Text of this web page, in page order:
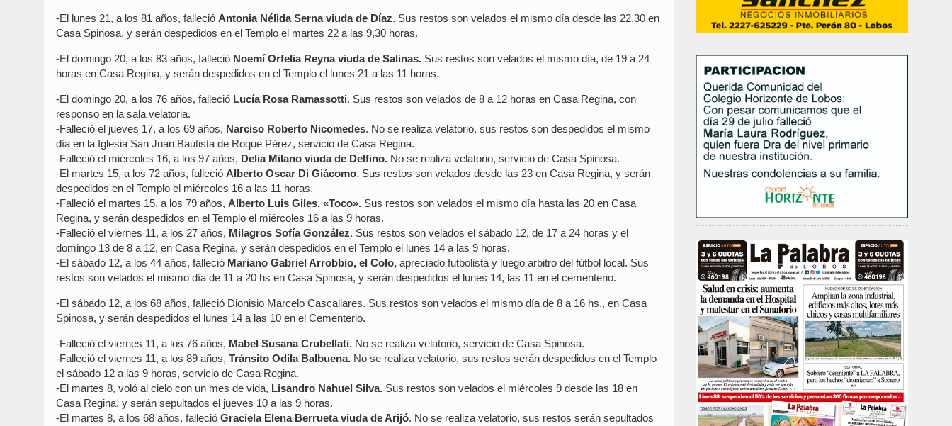
-El lunes 21, a los 81 años, falleció Antonia Nélida Serna viuda de Díaz. Sus restos son velados el mismo día desde las 22,30 en
Casa Spinosa, y serán despedidos en el Templo el martes 22 a las 9,30 horas.
-El domingo 20, a los 83 años, falleció Noemí Orfelia Reyna viuda de Salinas. Sus restos son velados el mismo día, de 19 a 24
horas en Casa Regina, y serán despedidos en el Templo el lunes 21 a las 11 horas.
-El domingo 20, a los 76 años, falleció Lucía Rosa Ramassotti. Sus restos son velados de 8 a 12 horas en Casa Regina, con
responso en la sala velatoria.
-Falleció el jueves 17, a los 69 años, Narciso Roberto Nicomedes. No se realiza velatorio, sus restos son despedidos el mismo
día en la Iglesia San Juan Bautista de Roque Pérez, servicio de Casa Regina.
-Falleció el miércoles 16, a los 97 años, Delia Milano viuda de Delfino. No se realiza velatorio, servicio de Casa Spinosa.
-El martes 15, a los 72 años, falleció Alberto Oscar Di Giácomo. Sus restos son velados desde las 23 en Casa Regina, y serán
despedidos en el Templo el miércoles 16 a las 11 horas.
-Falleció el martes 15, a los 79 años, Alberto Luis Giles, «Toco». Sus restos son velados el mismo día hasta las 20 en Casa
Regina, y serán despedidos en el Templo el miércoles 16 a las 9 horas.
-Falleció el viernes 11, a los 27 años, Milagros Sofía González. Sus restos son velados el sábado 12, de 17 a 24 horas y el
domingo 13 de 8 a 12, en Casa Regina, y serán despedidos en el Templo el lunes 14 a las 9 horas.
-El sábado 12, a los 44 años, falleció Mariano Gabriel Arrobbio, el Colo, apreciado futbolista y luego arbitro del fútbol local. Sus
restos son velados el mismo día de 11 a 20 hs en Casa Spinosa, y serán despedidos el lunes 14, las 11 en el cementerio.
-El sábado 12, a los 68 años, falleció Dionisio Marcelo Cascallares. Sus restos son velados el mismo día de 8 a 16 hs., en Casa
Spinosa, y serán despedidos el lunes 14 a las 10 en el Cementerio.
-Falleció el viernes 11, a los 76 años, Mabel Susana Crubellati. No se realiza velatorio, servicio de Casa Spinosa.
-Falleció el viernes 11, a los 89 años, Tránsito Odila Balbuena. No se realiza velatorio, sus restos serán despedidos en el Templo
el sábado 12 a las 9 horas, servicio de Casa Regina.
-El martes 8, voló al cielo con un mes de vida, Lisandro Nahuel Silva. Sus restos son velados el miércoles 9 desde las 18 en
Casa Regina, y serán sepultados el jueves 10 a las 9 horas.
-El martes 8, a los 68 años, falleció Graciela Elena Berrueta viuda de Arijó. No se realiza velatorio, sus restos serán sepultados